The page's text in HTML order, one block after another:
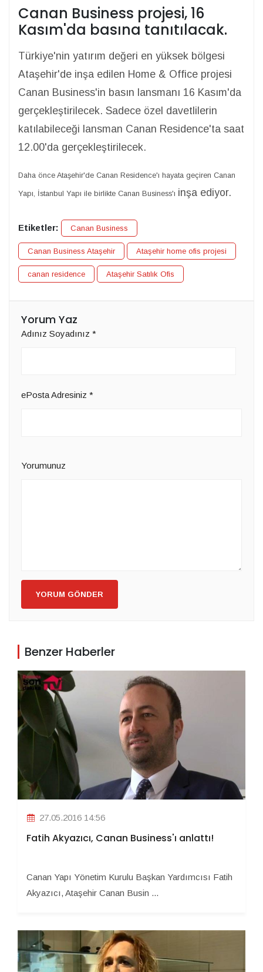
Canan Business projesi, 16
Kasım'da basına tanıtılacak.
Türkiye'nin yatırım değeri en yüksek bölgesi
Ataşehir'de inşa edilen Home & Office projesi
Canan Business'in basın lansmanı 16 Kasım'da
gerçekleştirilecek. Sadece özel davetlilerin
katılabileceği lansman Canan Residence'ta saat
12.00'da gerçekleştirilecek.
Daha önce Ataşehir'de Canan Residence'ı hayata geçiren Canan
Yapı, İstanbul Yapı ile birlikte Canan Business'ı inşa ediyor.
Etiketler: Canan Business
Canan Business Ataşehir Ataşehir home ofis projesi
canan residence Ataşehir Satılık Ofis
Yorum Yaz
Adınız Soyadınız *
ePosta Adresiniz *
Yorumunuz
YORUM GÖNDER
Benzer Haberler
27.05.2016 14:56
Fatih Akyazıcı, Canan Business'ı anlattı!
Canan Yapı Yönetim Kurulu Başkan Yardımcısı Fatih
Akyazıcı, Ataşehir Canan Busin ...